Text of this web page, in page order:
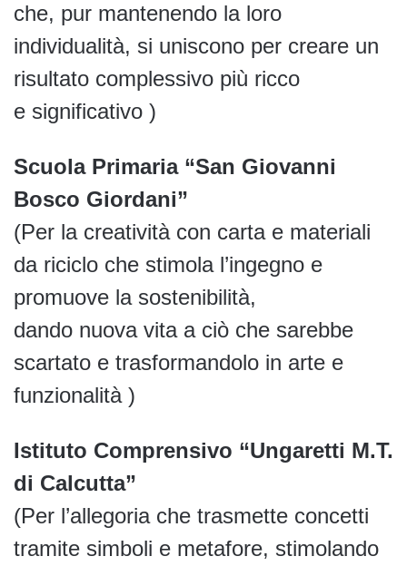
che, pur mantenendo la loro
individualità, si uniscono per creare un
risultato complessivo più ricco
e significativo )
Scuola Primaria “San Giovanni
Bosco Giordani”
(Per la creatività con carta e materiali
da riciclo che stimola l’ingegno e
promuove la sostenibilità,
dando nuova vita a ciò che sarebbe
scartato e trasformandolo in arte e
funzionalità )
Istituto Comprensivo “Ungaretti M.T.
di Calcutta”
(Per l’allegoria che trasmette concetti
tramite simboli e metafore, stimolando